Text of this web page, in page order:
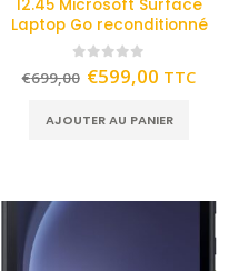
12.45 Microsoft Surface
Laptop Go reconditionné
out of 5
€699,00 €599,00 TTC
AJOUTER AU PANIER